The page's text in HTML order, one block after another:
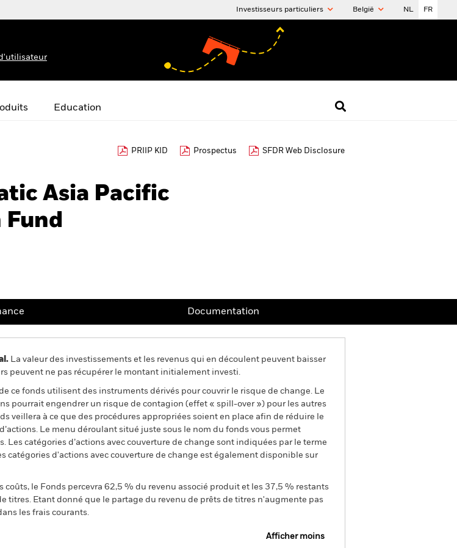
Investisseurs particuliers België NL FR
Education
PRIIP KID Prospectus SFDR Web Disclosure
Asia Pacific
Documentation
La valeur des investissements et les revenus qui en découlent peuvent baisser
peuvent ne pas récupérer le montant initialement investi.
ce fonds utilisent des instruments dérivés pour couvrir le risque de change. Le
pourrait engendrer un risque de contagion (effet « spill-over ») pour les autres
veillera à ce que des procédures appropriées soient en place afin de réduire le
Le menu déroulant situé juste sous le nom du fonds vous permet
Les catégories d’actions avec couverture de change sont indiquées par le terme
catégories d'actions avec couverture de change est également disponible sur
le Fonds percevra 62,5 % du revenu associé produit et les 37,5 % restants
titres. Etant donné que le partage du revenu de prêts de titres n'augmente pas
les frais courants.
Afficher moins